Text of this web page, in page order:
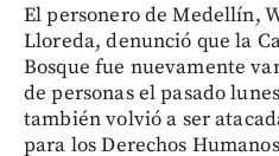
El personero de Medellín,
Lloreda, denunció que la
Bosque fue nuevamente
de personas el pasado
también volvió a ser
para los Derechos